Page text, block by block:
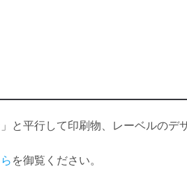
と平行して印刷物、レーベルのデ
を御覧ください。